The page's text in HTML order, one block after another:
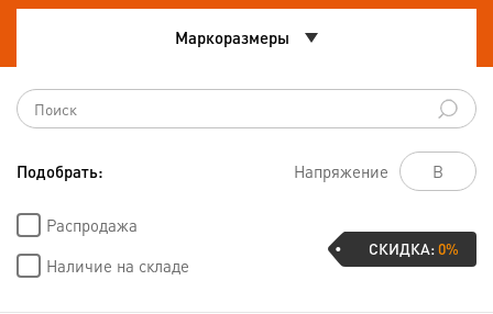
Маркоразмеры
Подобрать: Напряжение
Распродажа
Наличие на складе
СКИДКА:0%